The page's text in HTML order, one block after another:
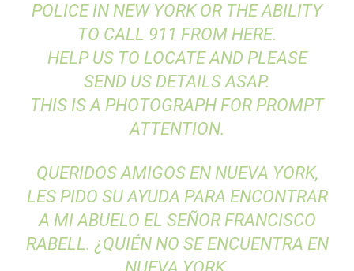
POLICE IN NEW YORK OR THE ABILITY
TO CALL 911 FROM HERE.
HELP US TO LOCATE AND PLEASE
SEND US DETAILS ASAP.
THIS IS A PHOTOGRAPH FOR PROMPT
ATTENTION.
QUERIDOS AMIGOS EN NUEVA YORK,
LES PIDO SU AYUDA PARA ENCONTRAR
A MI ABUELO EL SEÑOR FRANCISCO
RABELL. ¿QUIÉN NO SE ENCUENTRA EN